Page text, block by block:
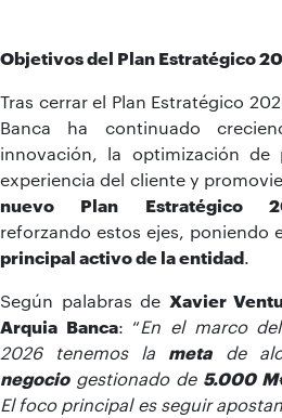
Objetivos del Plan Estratégico
Tras cerrar el Plan Estratégico
Banca ha continuado
innovación, la optimización de
experiencia del cliente y
nuevo Plan Estratégico
reforzando estos ejes, poniendo
principal activo de la entidad
Según palabras de Xavier
Arquia Banca: “En el marco
2026 tenemos la metade
negociogestionado de 5.000
El foco principal es seguir